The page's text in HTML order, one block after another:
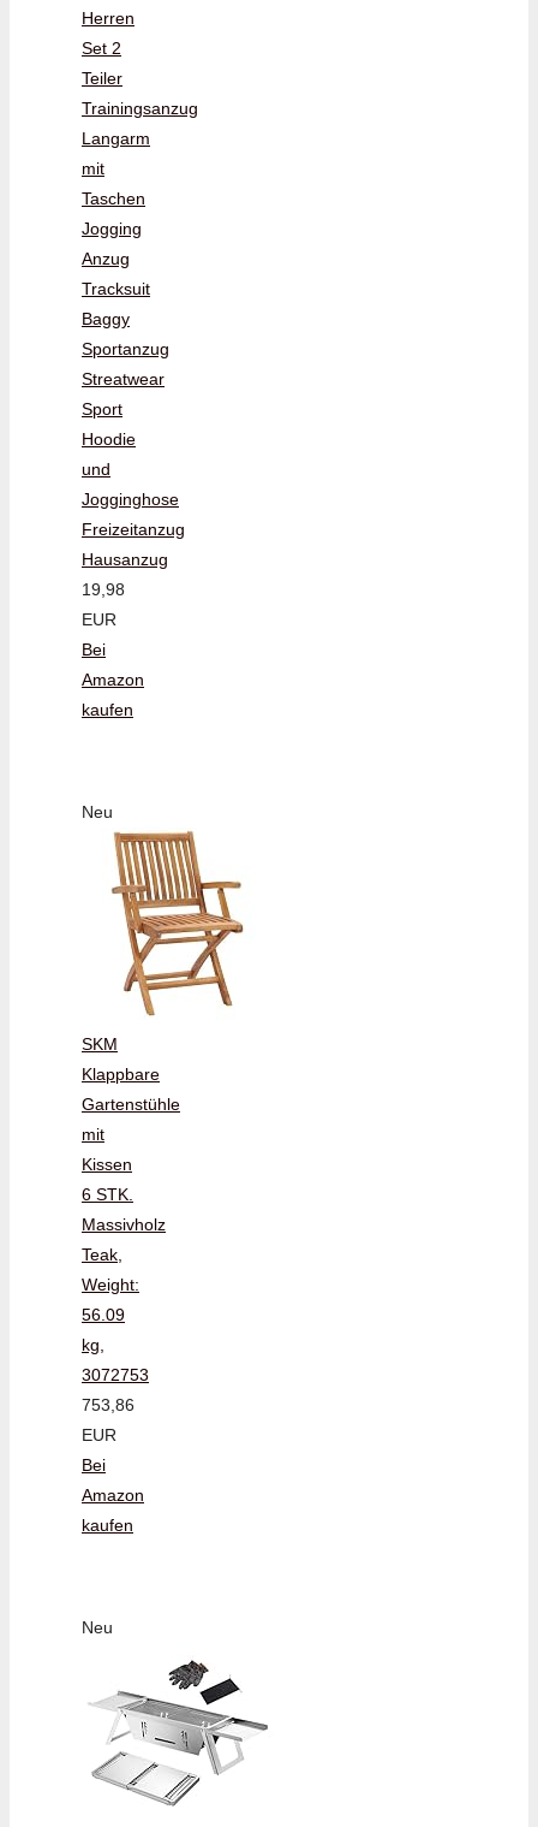
Herren
Set 2
Teiler
Trainingsanzug
Langarm
mit
Taschen
Jogging
Anzug
Tracksuit
Baggy
Sportanzug
Streatwear
Sport
Hoodie
und
Jogginghose
Freizeitanzug
Hausanzug
19,98
EUR
Bei
Amazon
kaufen
Neu
SKM
Klappbare
Gartenstühle
mit
Kissen
6 STK.
Massivholz
Teak,
Weight:
56.09
kg,
3072753
753,86
EUR
Bei
Amazon
kaufen
Neu